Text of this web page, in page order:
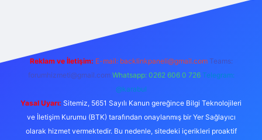
Reklam ve İletişim: E-mail: backlinkpaneli@gmail.com Teams:
forumhizmeti@gmail.com Whatsapp: 0262 606 0 726 Telegram:
@karabul
Yasal Uyarı: Sitemiz, 5651 Sayılı Kanun gereğince Bilgi Teknolojileri
ve İletişim Kurumu (BTK) tarafından onaylanmış bir Yer Sağlayıcı
olarak hizmet vermektedir. Bu nedenle, sitedeki içerikleri proaktif